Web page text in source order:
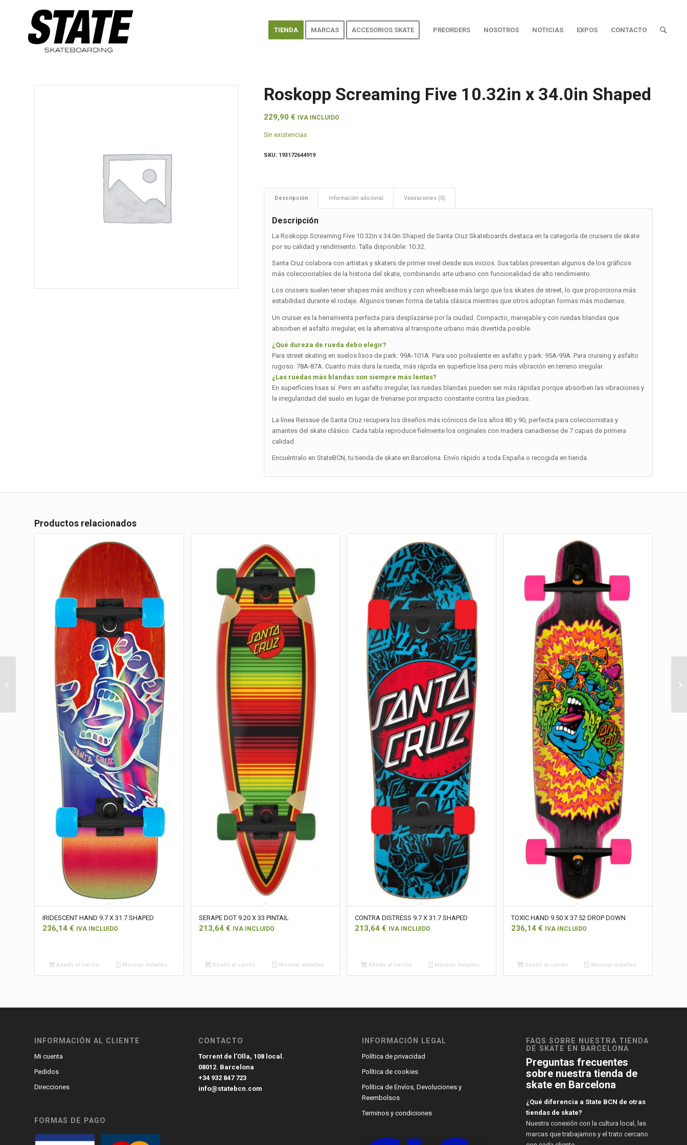
TIENDA MARCAS ACCESORIOS SKATE PREORDERS NOSOTROS NOTICIAS EXPOS CONTACTO
Roskopp Screaming Five 10.32in x 34.0in Shaped
229,90€ IVA INCLUIDO
Sin existencias
SKU: 193172644919
Descripción Información adicional Valoraciones (0)
Descripción
La Roskopp Screaming Five 10.32in x 34.0in Shaped de Santa Cruz Skateboards destaca en la categoría de cruisers de skate
por su calidad y rendimiento. Talla disponible: 10.32.
Santa Cruz colabora con artistas y skaters de primer nivel desde sus inicios. Sus tablas presentan algunos de los gráficos
más coleccionables de la historia del skate, combinando arte urbano con funcionalidad de alto rendimiento.
Los cruisers suelen tener shapes más anchos y con wheelbase más largo que los skates de street, lo que proporciona más
estabilidad durante el rodaje. Algunos tienen forma de tabla clásica mientras que otros adoptan formas más modernas.
Un cruiser es la herramienta perfecta para desplazarse por la ciudad. Compacto, manejable y con ruedas blandas que
absorben el asfalto irregular, es la alternativa al transporte urbano más divertida posible.
¿Qué dureza de rueda debo elegir?
Para street skating en suelos lisos de park: 99A-101A. Para uso polivalente en asfalto y park: 95A-99A. Para cruising y asfalto
rugoso: 78A-87A. Cuanto más dura la rueda, más rápida en superficie lisa pero más vibración en terreno irregular.
¿Las ruedas más blandas son siempre más lentas?
En superficies lisas sí. Pero en asfalto irregular, las ruedas blandas pueden ser más rápidas porque absorben las vibraciones y
la irregularidad del suelo en lugar de frenarse por impacto constante contra las piedras.
La línea Reissue de Santa Cruz recupera los diseños más icónicos de los años 80 y 90, perfecta para coleccionistas y
amantes del skate clásico. Cada tabla reproduce fielmente los originales con madera canadiense de 7 capas de primera
calidad.
Encuéntralo en StateBCN, tu tienda de skate en Barcelona. Envío rápido a toda España o recogida en tienda.
Productos relacionados
IRIDESCENT HAND 9.7 X 31.7 SHAPED
236,14 € IVA INCLUIDO
Añadir al carrito Mostrar detalles
SERAPE DOT 9.20 X 33 PINTAIL
213,64 € IVA INCLUIDO
Añadir al carrito Mostrar detalles
CONTRA DISTRESS 9.7 X 31.7 SHAPED
213,64€ IVA INCLUIDO
Añadir al carrito Mostrar detalles
TOXIC HAND 9.50 X 37.52 DROP DOWN
236,14 € IVA INCLUIDO
Añadir al carrito Mostrar detalles
INFORMACIÓN AL CLIENTE
Mi cuenta
Pedidos
Direcciones
FORMAS DE PAGO
CONTACTO
Torrent de l’Olla, 108 local.
08012. Barcelona
+34 932 847 723
info@statebcn.com
INFORMACIÓN LEGAL
Política de privacidad
Política de cookies
Política de Envíos, Devoluciones y
Reembolsos
Terminos y condiciones
FAQS SOBRE NUESTRA TIENDA
DE SKATE EN BARCELONA
Preguntas frecuentes
sobre nuestra tienda de
skate en Barcelona
¿Qué diferencia a State BCN de otras
tiendas de skate?
Nuestra conexión con la cultura local, las
marcas que trabajamos y el trato cercano
Salba Tiger 10.3in x
31.1in Shaped Cruzer